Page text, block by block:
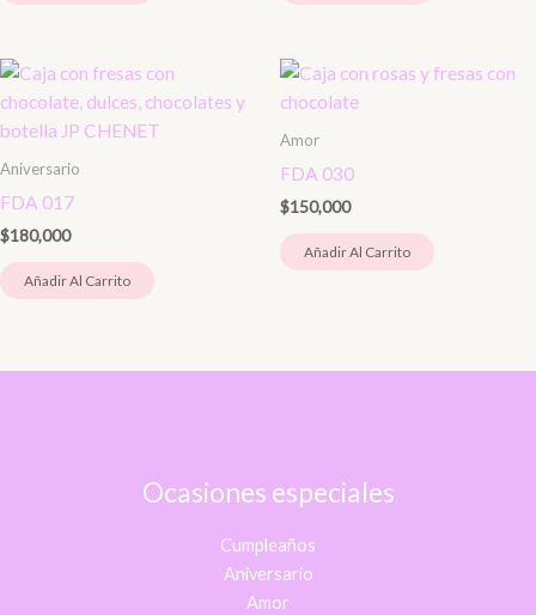
Aniversario
FDA 017
$180,000
Añadir Al Carrito
Amor
FDA 030
$150,000
Añadir Al Carrito
Ocasiones especiales
Cumpleaños
Aniversario
Amor